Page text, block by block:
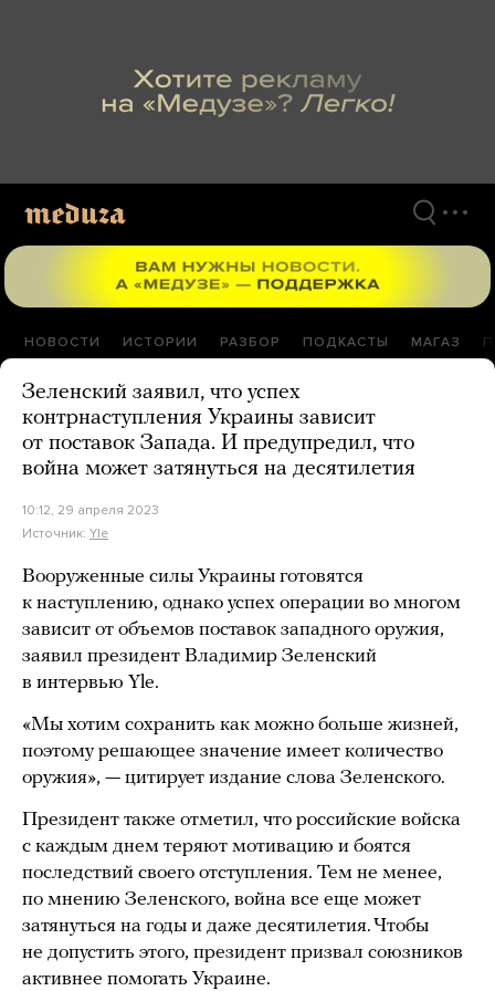
НОВОСТИ ИСТОРИИ РАЗБОР ПОДКАСТЫ МАГАЗ
Зеленский заявил, что успех
контрнаступления Украины зависит
от поставок Запада. И предупредил, что
война может затянуться на десятилетия
10:12, 29 апреля 2023
Источник: Yle
Вооруженные силы Украины готовятся
к наступлению, однако успех операции во многом
зависит от объемов поставок западного оружия,
заявил президент Владимир Зеленский
в интервью Yle.
«Мы хотим сохранить как можно больше жизней,
поэтому решающее значение имеет количество
оружия», — цитирует издание слова Зеленского.
Президент также отметил, что российские войска
с каждым днем теряют мотивацию и боятся
последствий своего отступления. Тем не менее,
по мнению Зеленского, война все еще может
затянуться на годы и даже десятилетия. Чтобы
не допустить этого, президент призвал союзников
активнее помогать Украине.